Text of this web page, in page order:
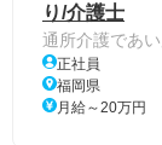
り/介護士
通所介護であ
正社員
福岡県
月給～20万円